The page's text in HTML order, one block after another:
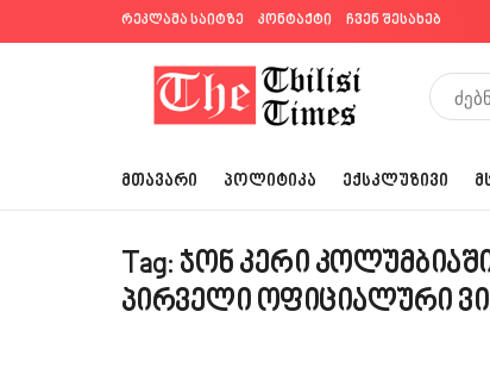
რეკლამა საიტზე კონტაქტი ჩვენ შესახებ
ᲛᲗᲐᲕᲐᲠᲘ ᲞᲝᲚᲘᲢᲘᲙᲐ ᲔᲥᲡᲙᲚᲣᲖᲘᲕᲘ
Tag: ჯონ კერი
პირველი ოფიციალური